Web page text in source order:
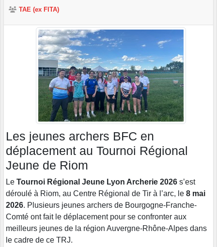
TAE (ex FITA)
Les jeunes archers BFC en
déplacement au Tournoi Régional
Jeune de Riom
Le Tournoi Régional Jeune Lyon Archerie 2026 s’est
déroulé à Riom, au Centre Régional de Tir à l’arc, le 8 mai
2026. Plusieurs jeunes archers de Bourgogne-Franche-
Comté ont fait le déplacement pour se confronter aux
meilleurs jeunes de la région Auvergne-Rhône-Alpes dans
le cadre de ce TRJ.